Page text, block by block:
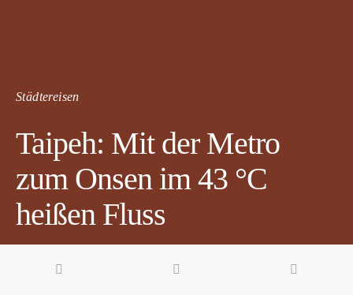
Städtereisen
Taipeh: Mit der Metro
zum Onsen im 43 °C
heißen Fluss